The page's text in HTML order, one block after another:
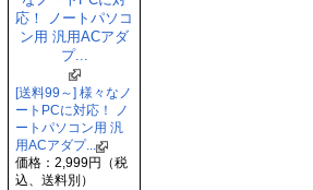
[送料99～] 様々なノ
ートPCに対応！ ノ
ートパソコン用 汎
用ACアダプ...
価格：2,999円（税
込、送料別）